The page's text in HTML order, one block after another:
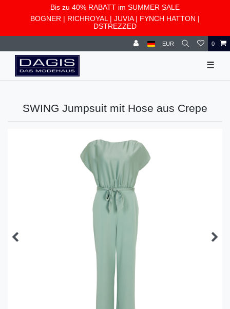
Bis zu 40% RABATT im SUMMER SALE
BOGNER | RICHROYAL | JUVIA| FYNCH HATTON |
DSTREZZED
EUR 0
☰
SWING Jumpsuit mit Hose aus Crepe